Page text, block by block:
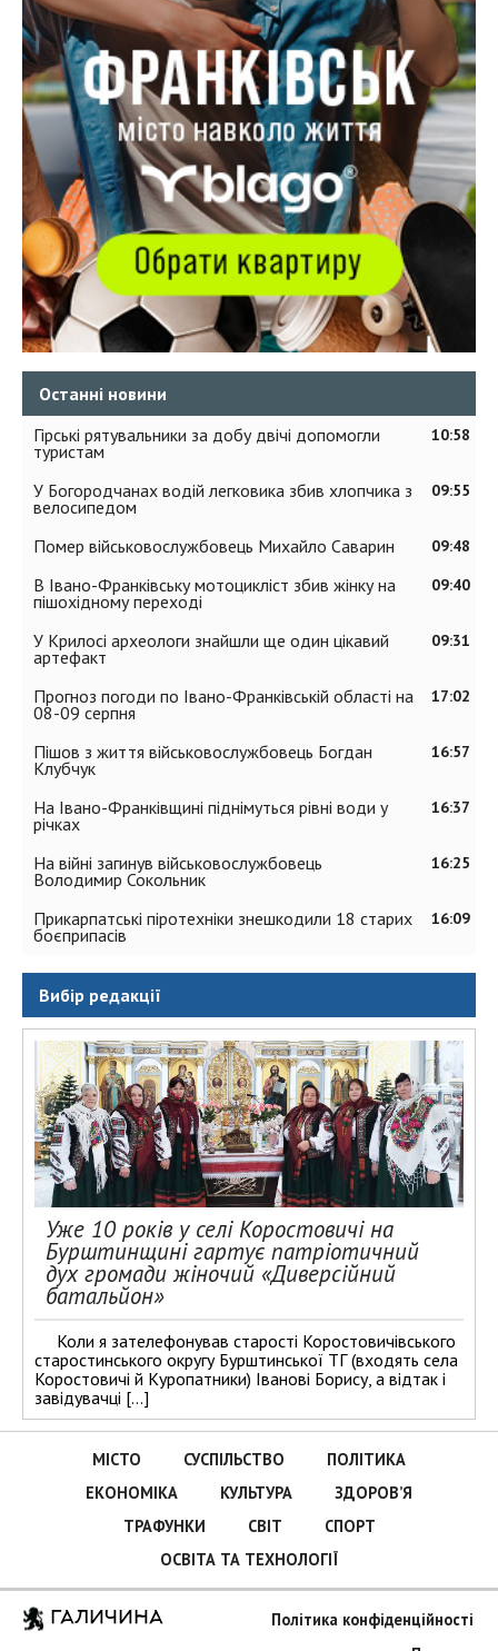
Останні новини
10:58
Гірські рятувальники за добу двічі допомогли
туристам
09:55
У Богородчанах водій легковика збив хлопчика з
велосипедом
09:48
Помер військовослужбовець Михайло Саварин
09:40
В Івано-Франківську мотоцикліст збив жінку на
пішохідному переході
09:31
У Крилосі археологи знайшли ще один цікавий
артефакт
17:02
Прогноз погоди по Івано-Франківській області на
08-09 серпня
16:57
Пішов з життя військовослужбовець Богдан
Клубчук
16:37
На Івано-Франківщині піднімуться рівні води у
річках
16:25
На війні загинув військовослужбовець
Володимир Сокольник
16:09
Прикарпатські піротехніки знешкодили 18 старих
боєприпасів
Вибір редакції
Уже 10 років у селі Коростовичі на
Бурштинщині гартує патріотичний
дух громади жіночий «Диверсійний
батальйон»
Коли я зателефонував старості Коростовичівського
старостинського округу Бурштинської ТГ (входять села
Коростовичі й Куропатники) Іванові Борису, а відтак і
завідувачці […]
МІСТО СУСПІЛЬСТВО
ПОЛІТИКА
ЕКОНОМІКА
КУЛЬТУРА
ЗДОРОВ’Я
ТРАФУНКИ
СВІТ
СПОРТ
ОСВІТА ТА ТЕХНОЛОГІЇ
ГАЛИЧИНА
Політика конфіденційності